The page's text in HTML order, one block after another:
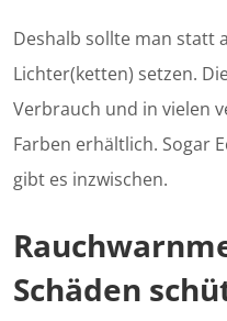
Deshalb sollte man statt
Lichter(ketten) setzen.
Verbrauch und in vielen
Farben erhältlich. Sogar
gibt es inzwischen.
Schäden